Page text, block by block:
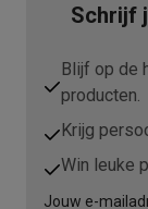
Schrijf
Blijf op de
producten.
Krijg
Win leuke
Jouw e-